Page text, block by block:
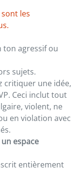
les
ton agressif ou
sujets.
critiquer une idée,
Ceci inclut tout
violent, ne
en violation avec
espace
entièrement